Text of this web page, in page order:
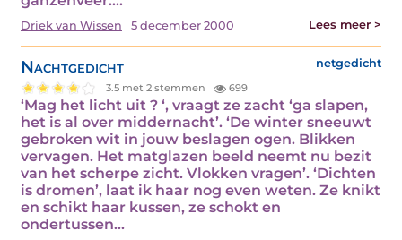
Driek van Wissen 5 december 2000 Lees meer >
Nachtgedicht netgedicht
3.5 met 2 stemmen 699
‘Mag het licht uit ? ‘, vraagt ze zacht ‘ga slapen,
het is al over middernacht’. ‘De winter sneeuwt
gebroken wit in jouw beslagen ogen. Blikken
vervagen. Het matglazen beeld neemt nu bezit
van het scherpe zicht. Vlokken vragen’. ‘Dichten
is dromen’, laat ik haar nog even weten. Ze knikt
en schikt haar kussen, ze schokt en
ondertussen…